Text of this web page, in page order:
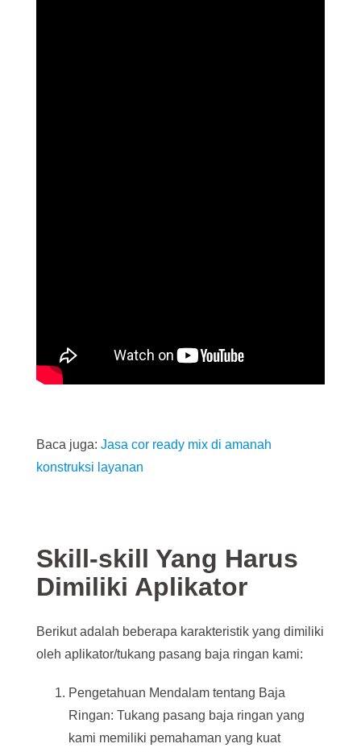
Baca juga: Jasa cor ready mix di amanah
konstruksi layanan
Skill-skill Yang Harus
Dimiliki Aplikator
Berikut adalah beberapa karakteristik yang dimiliki
oleh aplikator/tukang pasang baja ringan kami:
Pengetahuan Mendalam tentang Baja
Ringan: Tukang pasang baja ringan yang
kami memiliki pemahaman yang kuat